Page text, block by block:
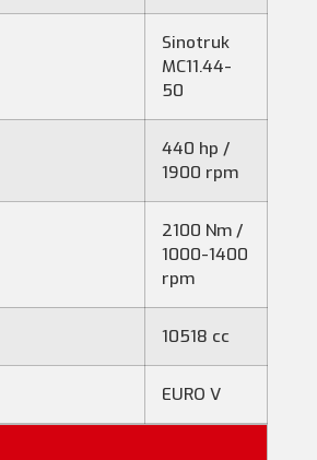
Sinotruk
MC11.44-
50
440 hp /
1900 rpm
2100 Nm /
1000-1400
rpm
10518 cc
EURO V